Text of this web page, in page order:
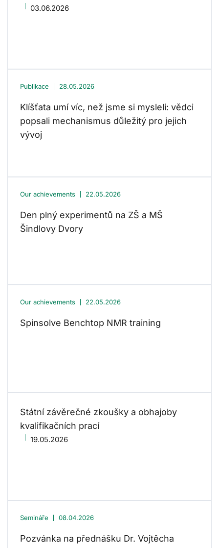
03.06.2026
Publikace 28.05.2026
Klíšťata umí víc, než jsme si mysleli: vědci
popsali mechanismus důležitý pro jejich
vývoj
Our achievements 22.05.2026
Den plný experimentů na ZŠ a MŠ
Šindlovy Dvory
Our achievements 22.05.2026
Spinsolve Benchtop NMR training
Státní závěrečné zkoušky a obhajoby
kvalifikačních prací
19.05.2026
Semináře 08.04.2026
Pozvánka na přednášku Dr. Vojtěcha